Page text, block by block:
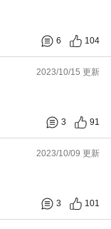
6 104
2023/10/15 更新
3 91
2023/10/09 更新
3 101